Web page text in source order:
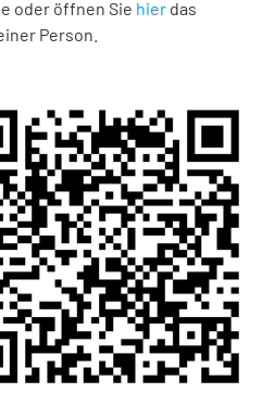
oder öffnen Sie hier das
Person.